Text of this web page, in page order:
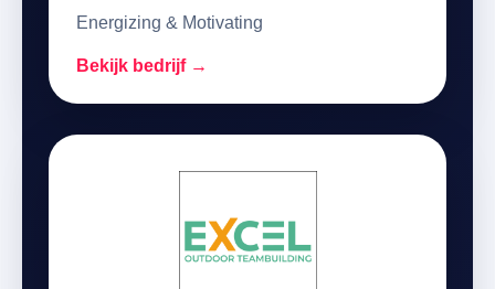
Energizing & Motivating
Bekijk bedrijf →